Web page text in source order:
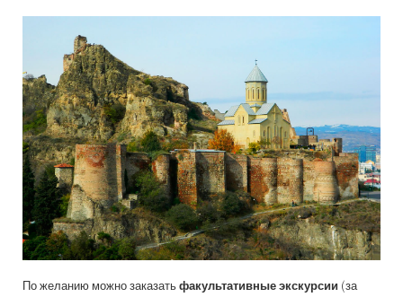
По желанию можно заказать факультативные экскурсии (за